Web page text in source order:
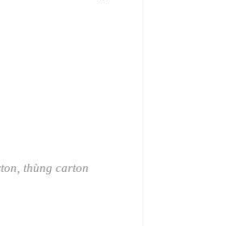
thùng carton